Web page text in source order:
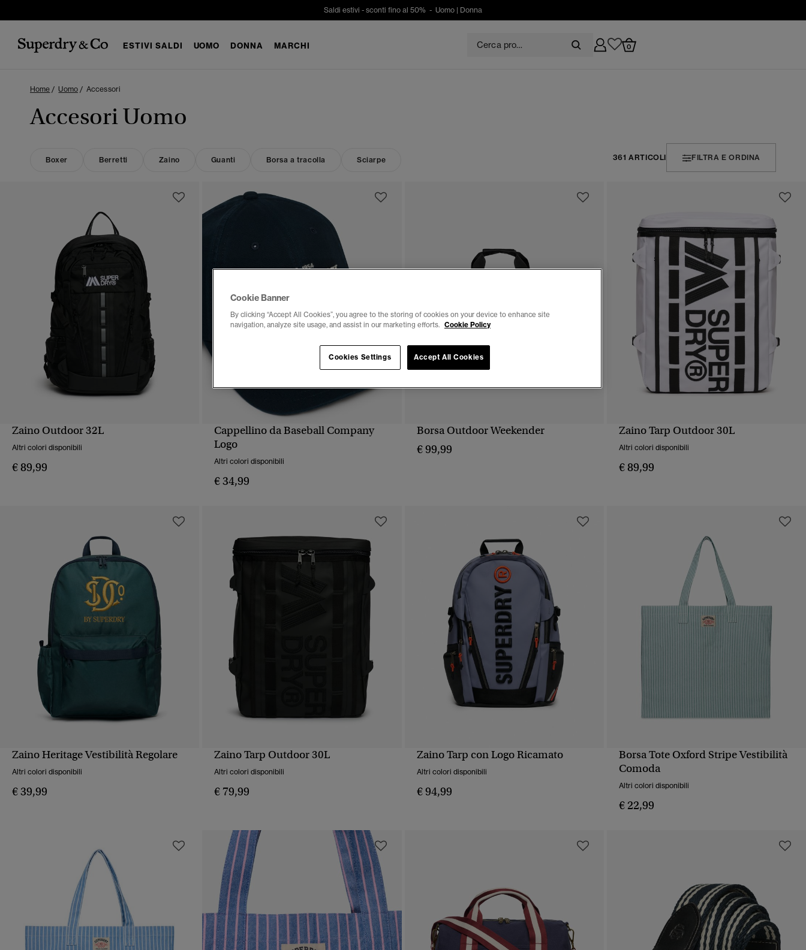
Saldi estivi - sconti fino al 50% - Uomo | Donna
ESTIVI SALDI UOMO DONNA MARCHI 0
Home Uomo Accessori
Accesori Uomo
Boxer Berretti Zaino Guanti Borsa a tracolla Sciarpe 361 ARTICOLI FILTRA E ORDINA
Zaino Outdoor 32L
Altri colori disponibili
€ 89,99
VISUALIZZAZIONE RAPIDA
Cappellino da Baseball Company
Logo
Altri colori disponibili
€ 34,99
Borsa Outdoor Weekender
€ 99,99
VISUALIZZAZIONE RAPIDA
Zaino Tarp Outdoor 30L
Altri colori disponibili
€ 89,99
VISUALIZZAZIONE RAPIDA
Zaino Heritage Vestibilità Regolare
Altri colori disponibili
€ 39,99
VISUALIZZAZIONE RAPIDA
Zaino Tarp Outdoor 30L
Altri colori disponibili
€ 79,99
VISUALIZZAZIONE RAPIDA
Zaino Tarp con Logo Ricamato
Altri colori disponibili
€ 94,99
VISUALIZZAZIONE RAPIDA
Borsa Tote Oxford Stripe Vestibilità
Comoda
Altri colori disponibili
€ 22,99
Cookie Banner
By clicking “Accept All Cookies”, you agree to the storing of cookies on your device to enhance site
navigation, analyze site usage, and assist in our marketing efforts. Cookie Policy
Cookies Settings Accept All Cookies